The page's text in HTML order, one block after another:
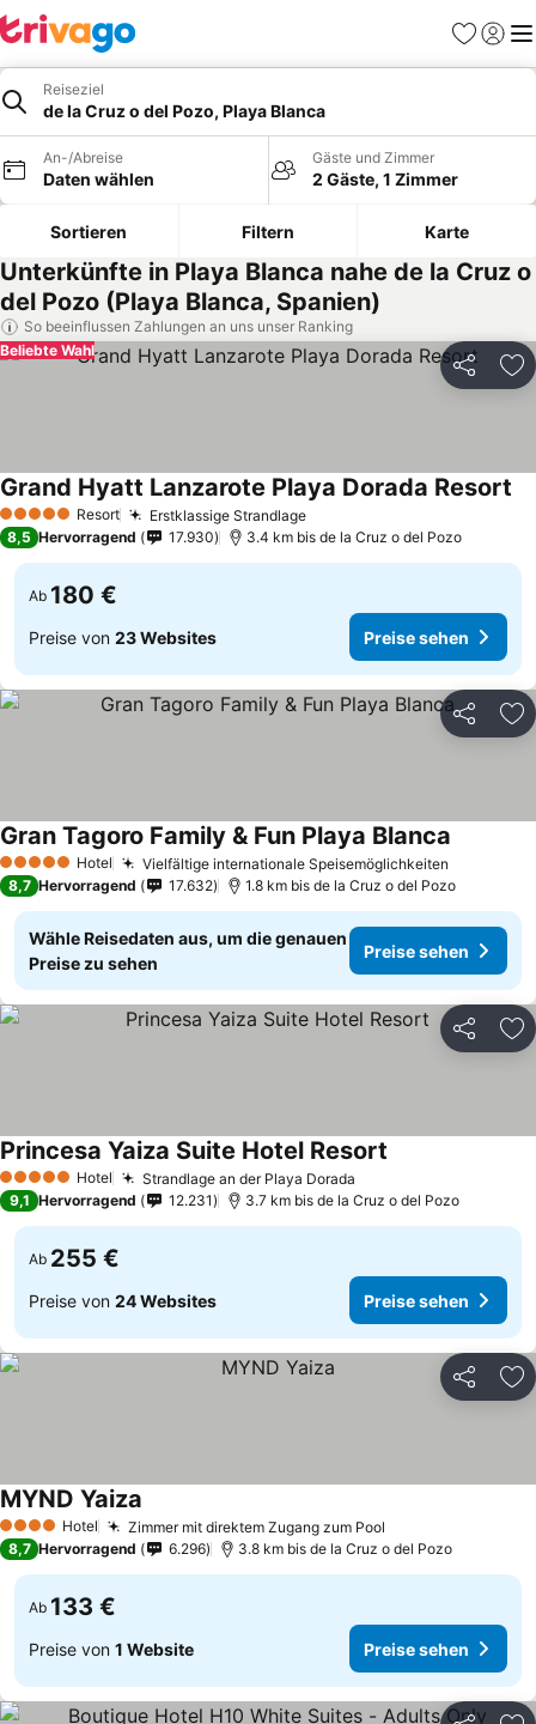
Favoriten
Reiseziel
de la Cruz o del Pozo, Playa Blanca
An-/Abreise
Daten wählen
Gäste und Zimmer
2 Gäste, 1 Zimmer
Sortieren Filtern Karte
Unterkünfte in Playa Blanca nahe de la Cruz o
del Pozo (Playa Blanca, Spanien)
So beeinflussen Zahlungen an uns unser Ranking
Teilen
Beliebte Wahl
5 Sterne Resort Erstklassige Strandlage
Grand Hyatt Lanzarote Playa Dorada Resort
8,5 Hervorragend 17.930 3.4 km bis de la Cruz o del Pozo
Ab 180 €
Preise von 23 Websites Preise sehen
Teilen
5 Sterne Hotel Vielfältige internationale Speisemöglichkeiten
Gran Tagoro Family & Fun Playa Blanca
8,7 Hervorragend 17.632 1.8 km bis de la Cruz o del Pozo
Wähle Reisedaten aus, um die genauen
Preise zu sehen
Preise sehen
Teilen
5 Sterne Hotel Strandlage an der Playa Dorada
Princesa Yaiza Suite Hotel Resort
9,1 Hervorragend 12.231 3.7 km bis de la Cruz o del Pozo
Ab 255 €
Preise von 24 Websites Preise sehen
Teilen
4 Sterne Hotel Zimmer mit direktem Zugang zum Pool
MYND Yaiza
8,7 Hervorragend 6.296 3.8 km bis de la Cruz o del Pozo
Ab 133 €
Preise von 1 Website Preise sehen